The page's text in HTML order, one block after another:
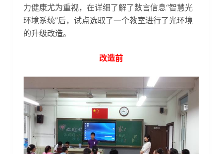
力健康尤为重视，在详细了解了数言信息“智慧光
环境系统”后，试点选取了一个教室进行了光环境
的升级改造。
改造前